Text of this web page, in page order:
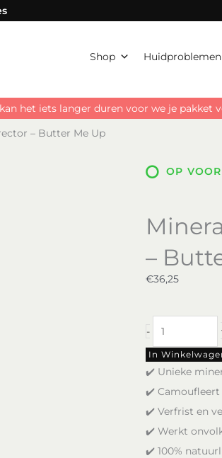
Shop Huidproblemen
het iets langer duren voor we je pakket
– Butter Me Up
OP
–
€36,25
-
Cream
Color
Corrector
Butter
Me
Up
In
✔️ Unieke
✔️ Camoufleert
✔️ Verfrist en
✔️ Werkt
✔️ 100%